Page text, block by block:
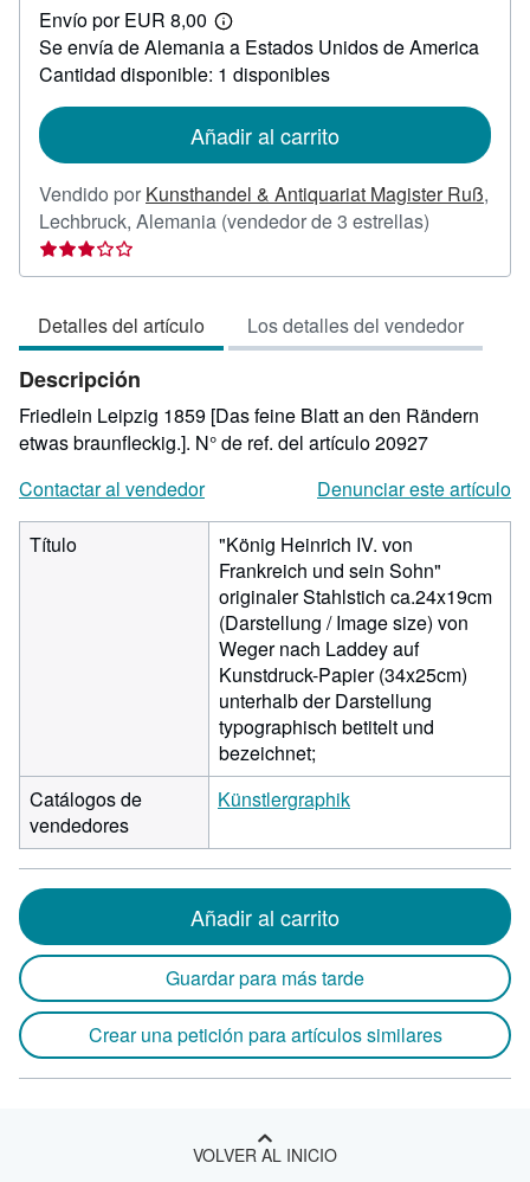
80,00
Envío por EUR 8,00
Más
información
sobre
las
envío
Se envía de Alemania a Estados Unidos de America
Cantidad disponible: 1 disponibles
Añadir al carrito
Vendido por Kunsthandel & Antiquariat Magister Ruß,
Lechbruck, Alemania (vendedor de 3 estrellas)
vendedor:
de
5
Detalles del artículo Los detalles del vendedor
Descripción
Friedlein Leipzig 1859 [Das feine Blatt an den Rändern
etwas braunfleckig.]. N° de ref. del artículo 20927
Contactar al vendedor
Denunciar este artículo
Título
"König Heinrich IV. von
Frankreich und sein Sohn"
originaler Stahlstich ca.24x19cm
(Darstellung / Image size) von
Weger nach Laddey auf
Kunstdruck-Papier (34x25cm)
unterhalb der Darstellung
typographisch betitelt und
bezeichnet;
Catálogos de
vendedores
Künstlergraphik
Añadir al carrito
Guardar para más tarde
Crear una petición para artículos similares
VOLVER AL INICIO